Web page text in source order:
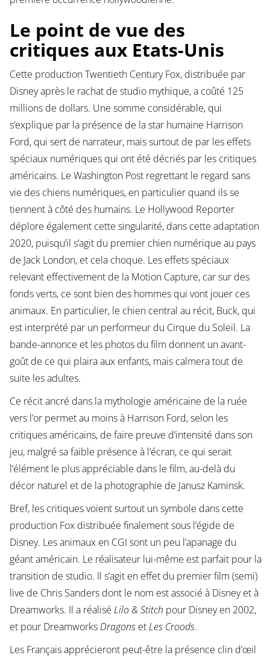
Le point de vue des
critiques aux Etats-Unis
Cette production Twentieth Century Fox, distribuée par
Disney après le rachat de studio mythique, a coûté 125
millions de dollars. Une somme considérable, qui
s’explique par la présence de la star humaine Harrison
Ford, qui sert de narrateur, mais surtout de par les effets
spéciaux numériques qui ont été décriés par les critiques
américains. Le Washington Post regrettant le regard sans
vie des chiens numériques, en particulier quand ils se
tiennent à côté des humains. Le Hollywood Reporter
déplore également cette singularité, dans cette adaptation
2020, puisqu’il s’agit du premier chien numérique au pays
de Jack London, et cela choque. Les effets spéciaux
relevant effectivement de la Motion Capture, car sur des
fonds verts, ce sont bien des hommes qui vont jouer ces
animaux. En particulier, le chien central au récit, Buck, qui
est interprété par un performeur du Cirque du Soleil. La
bande-annonce et les photos du film donnent un avant-
goût de ce qui plaira aux enfants, mais calmera tout de
suite les adultes.
Ce récit ancré dans la mythologie américaine de la ruée
vers l’or permet au moins à Harrison Ford, selon les
critiques américains, de faire preuve d’intensité dans son
jeu, malgré sa faible présence à l’écran, ce qui serait
l’élément le plus appréciable dans le film, au-delà du
décor naturel et de la photographie de Janusz Kaminsk.
Bref, les critiques voient surtout un symbole dans cette
production Fox distribuée finalement sous l’égide de
Disney. Les animaux en CGI sont un peu l’apanage du
géant américain. Le réalisateur lui-même est parfait pour la
transition de studio. Il s’agit en effet du premier film (semi)
live de Chris Sanders dont le nom est associé à Disney et à
Dreamworks. Il a réalisé Lilo & Stitch pour Disney en 2002,
et pour DreamworksDragonsetLes Croods.
Les Français apprécieront peut-être la présence clin d’œil